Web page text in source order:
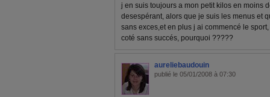
j en suis toujours a mon petit kilos en moins
desespérant, alors que je suis les menus et
sans exces,et en plus j ai commencé le
coté sans succés, pourquoi ?????
aureliebaudouin
publié le 05/01/2008 à 07:30